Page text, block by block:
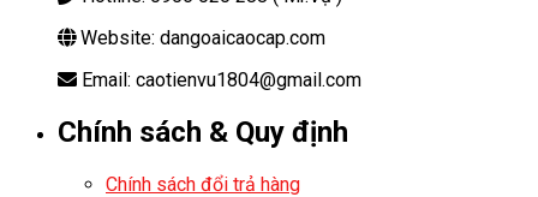
Website: dangoaicaocap.com
Email: caotienvu1804@gmail.com
Chính sách & Quy định
Chính sách đổi trả hàng